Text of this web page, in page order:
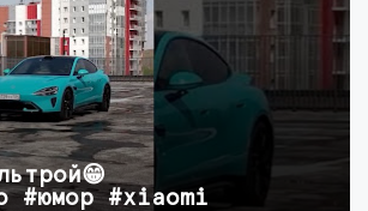
#юмор #xiaomi